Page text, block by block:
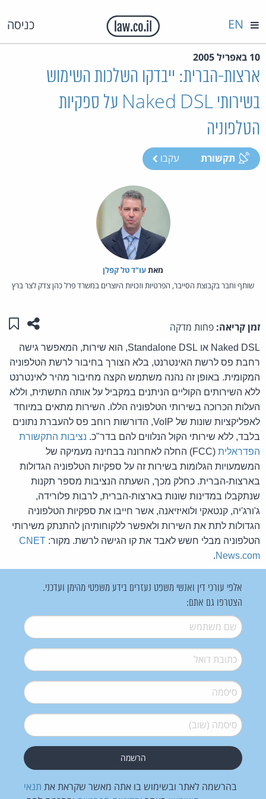
כניסה EN
10 באפריל 2005
ארצות-הברית: ייבדקו השלכות השימוש
בשירותי Naked DSL על ספקיות
הטלפוניה
תקשורת עקבו
מאת‏עו"ד טל קפלן
שותף וחבר בקבוצת הסייבר, הפרטיות וזכויות היוצרים במשרד פרל כהן צדק לצר ברץ
זמן קריאה: פחות מדקה שתפו
Naked DSL או Standalone DSL, הוא שירות, המאפשר גישה
רחבת פס לרשת האינטרנט, בלא הצורך בחיבור לרשת הטלפוניה
המקומית. באופן זה נהנה משתמש הקצה מחיבור מהיר לאינטרנט
ללא השירותים הקוליים הניתנים במקביל על אותה התשתית, וללא
העלות הכרוכה בשירותי הטלפוניה הללו. השירות מתאים במיוחד
לאפליקציות שונות של VoIP, הדורשות רוחב פס להעברת נתונים
בלבד, ללא שירותי הקול הנלווים להם בדר"כ. נציבות התקשורת
הפדראלית (
FCC) החלה לאחרונה בבחינה מעמיקה של
המשמעויות הגלומות בשירות זה על ספקיות הטלפוניה הגדולות
בארצות-הברית. כחלק מכך, השעתה הנציבות מספר תקנות
שנתקבלו במדינות שונות בארצות-הברית, לרבות פלורידה,
ג'ורג'יה, קנטאקי ולואיזיאנה, אשר חייבו את ספקיות הטלפוניה
הגדולות לתת את השירות ולאפשר ללקוחותיהן להתנתק משירותי
הטלפוניה מבלי חשש לאבד את קו הגישה לרשת. מקור: CNET
News.com
.
אלפי עורכי דין ואנשי משפט נעזרים בידע משפטי מהימן ועדכני.
הצטרפו גם אתם:
שם משתמש*
דואל*
סיסמה*
סיסמה (שוב)*
בהרשמה לאתר ובשימוש בו אתה מאשר שקראת את תנאי